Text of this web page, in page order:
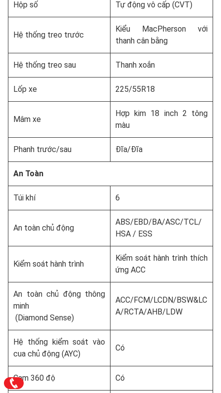
Hộp số Tự động vô cấp (CVT)
Hệ thống treo trước
Kiểu MacPherson với
thanh cân bằng
Hệ thống treo sau Thanh xoắn
Lốp xe 225/55R18
Mâm xe
Hợp kim 18 inch 2 tông
màu
Phanh trước/sau Đĩa/Đĩa
An Toàn
Túi khí 6
An toàn chủ động
ABS/EBD/BA/ASC/TCL/
HSA / ESS
Kiểm soát hành trình
Kiểm soát hành trình thích
ứng ACC
An toàn chủ động thông
minh
(Diamond Sense)
ACC/FCM/LCDN/BSW&LC
A/RCTA/AHB/LDW
Hệ thống kiểm soát vào
cua chủ động (AYC)
Có
Cam 360 độ Có